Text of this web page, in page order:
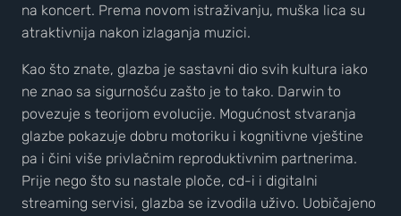
na koncert. Prema novom istraživanju, muška lica su
atraktivnija nakon izlaganja muzici.
Kao što znate, glazba je sastavni dio svih kultura iako
ne znao sa sigurnošću zašto je to tako. Darwin to
povezuje s teorijom evolucije. Mogućnost stvaranja
glazbe pokazuje dobru motoriku i kognitivne vještine
pa i čini više privlačnim reproduktivnim partnerima.
Prije nego što su nastale ploče, cd-i i digitalni
streaming servisi, glazba se izvodila uživo. Uobičajeno